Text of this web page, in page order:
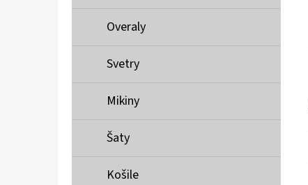
Overaly
Svetry
Mikiny
Šaty
Košile